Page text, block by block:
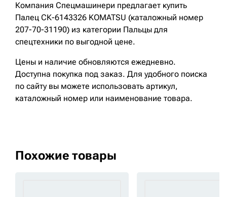
Компания Спецмашинери предлагает купить
Палец СК-6143326 KOMATSU (каталожный номер
207-70-31190) из категории Пальцы для
спецтехники по выгодной цене.
Цены и наличие обновляются ежедневно.
Доступна покупка под заказ. Для удобного поиска
по сайту вы можете использовать артикул,
каталожный номер или наименование товара.
Похожие товары